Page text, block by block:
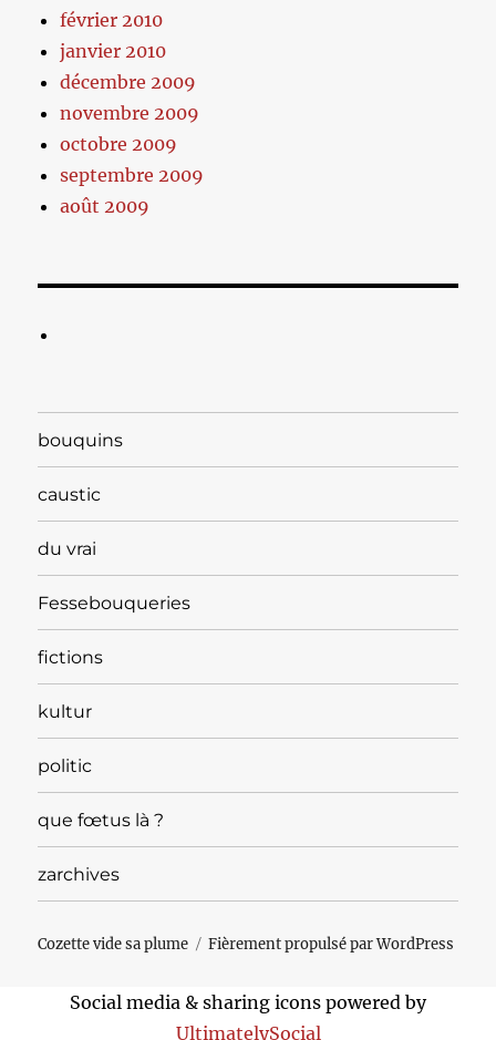
février 2010
janvier 2010
décembre 2009
novembre 2009
octobre 2009
septembre 2009
août 2009
bouquins
caustic
du vrai
Fessebouqueries
fictions
kultur
politic
que fœtus là ?
zarchives
Cozette vide sa plume Fièrement propulsé par WordPress
Social media & sharing icons powered by
UltimatelySocial